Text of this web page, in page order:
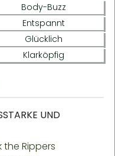
Body-Buzz
Entspannt
Glücklich
Klarköpfig
UND
Rippers